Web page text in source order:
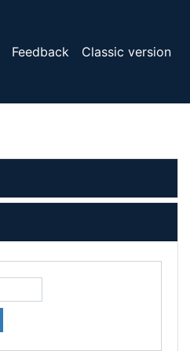
Feedback Classic version